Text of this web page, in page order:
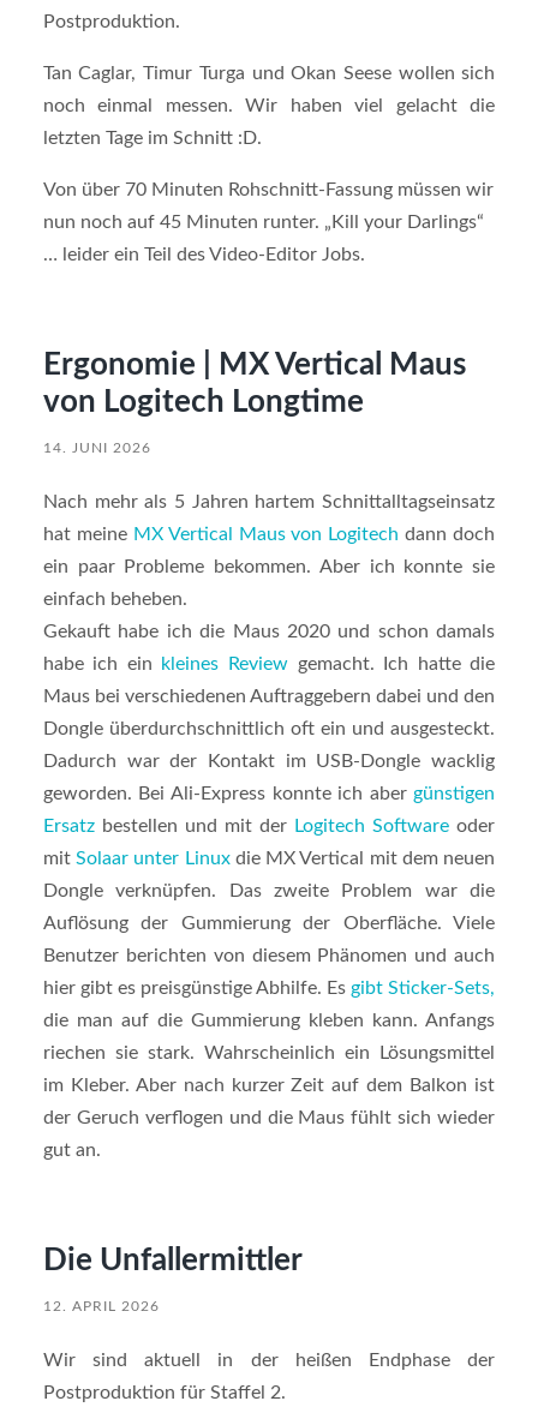
Postproduktion.
Tan Caglar, Timur Turga und Okan Seese wollen sich
noch einmal messen. Wir haben viel gelacht die
letzten Tage im Schnitt :D.
Von über 70 Minuten Rohschnitt-Fassung müssen wir
nun noch auf 45 Minuten runter. „Kill your Darlings“
… leider ein Teil des Video-Editor Jobs.
Ergonomie | MX Vertical Maus
von Logitech Longtime
14. JUNI 2026
Nach mehr als 5 Jahren hartem Schnittalltagseinsatz
hat meine MX Vertical Maus von Logitech dann doch
ein paar Probleme bekommen. Aber ich konnte sie
einfach beheben.
Gekauft habe ich die Maus 2020 und schon damals
habe ich ein kleines Review gemacht. Ich hatte die
Maus bei verschiedenen Auftraggebern dabei und den
Dongle überdurchschnittlich oft ein und ausgesteckt.
Dadurch war der Kontakt im USB-Dongle wacklig
geworden. Bei Ali-Express konnte ich aber günstigen
Ersatzbestellen und mit der Logitech Software oder
mitSolaar unter Linuxdie MX Vertical mit dem neuen
Dongle verknüpfen. Das zweite Problem war die
Auflösung der Gummierung der Oberfläche. Viele
Benutzer berichten von diesem Phänomen und auch
hier gibt es preisgünstige Abhilfe. Es gibt Sticker-Sets,
die man auf die Gummierung kleben kann. Anfangs
riechen sie stark. Wahrscheinlich ein Lösungsmittel
im Kleber. Aber nach kurzer Zeit auf dem Balkon ist
der Geruch verflogen und die Maus fühlt sich wieder
gut an.
Die Unfallermittler
12. APRIL 2026
Wir sind aktuell in der heißen Endphase der
Postproduktion für Staffel 2.